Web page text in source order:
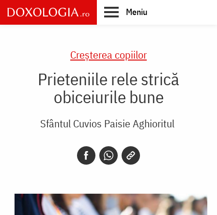
Skip
to
main
Meniu
Creşterea copiilor
Prieteniile rele strică
obiceiurile bune
Sfântul Cuvios Paisie Aghioritul